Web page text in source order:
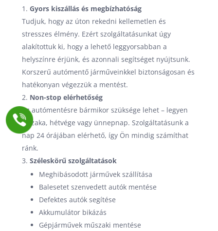
Gyors kiszállás és megbízhatóság
Tudjuk, hogy az úton rekedni kellemetlen és
stresszes élmény. Ezért szolgáltatásunkat úgy
alakítottuk ki, hogy a lehető leggyorsabban a
helyszínre érjünk, és azonnali segítséget nyújtsunk.
Korszerű autómentő járműveinkkel biztonságosan és
hatékonyan végezzük a mentést.
Non-stop elérhetőség
Az autómentésre bármikor szüksége lehet – legyen
éjszaka, hétvége vagy ünnepnap. Szolgáltatásunk a
nap 24 órájában elérhető, így Ön mindig számíthat
ránk.
Széleskörű szolgáltatások
Meghibásodott járművek szállítása
Balesetet szenvedett autók mentése
Defektes autók segítése
Akkumulátor bikázás
Gépjárművek műszaki mentése